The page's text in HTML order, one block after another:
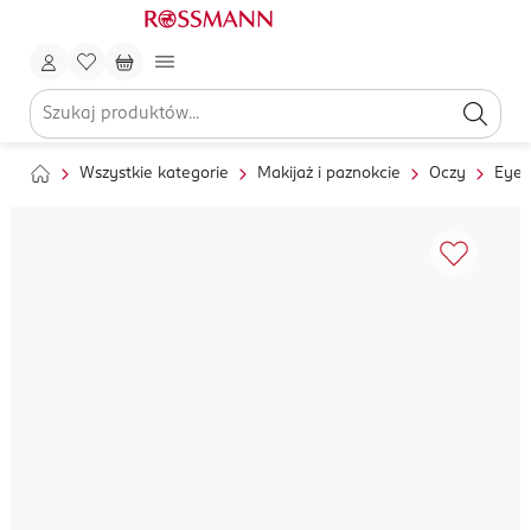
Wszystkie kategorie Makijaż i paznokcie Oczy